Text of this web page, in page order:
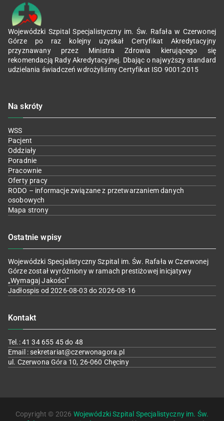
Wojewódzki Szpital Specjalistyczny im. Św. Rafała w Czerwonej
Górze po raz kolejny uzyskał Certyfikat Akredytacyjny
przyznawany przez Ministra Zdrowia kierującego się
rekomendacją Rady Akredytacyjnej. Dbając o najwyższy standard
udzielania świadczeń wdrożyliśmy Certyfikat ISO 9001:2015
Na skróty
WSS
Pacjent
Oddziały
Poradnie
Pracownie
Oferty pracy
RODO – informacje związane z przetwarzaniem danych
osobowych
Mapa strony
Ostatnie wpisy
Wojewódzki Specjalistyczny Szpital im. Św. Rafała w Czerwonej
Górze został wyróżniony w ramach prestiżowej inicjatywy
„Wymagaj Jakości”
Jadłospis od 2026-08-03 do 2026-08-16
Kontakt
Tel.: 41 34 655 45 do 48
Email : sekretariat@czerwonagora.pl
ul. Czerwona Góra 10, 26-060 Chęciny
Copyright © 2026 Wojewódzki Szpital Specjalistyczny im. Św.